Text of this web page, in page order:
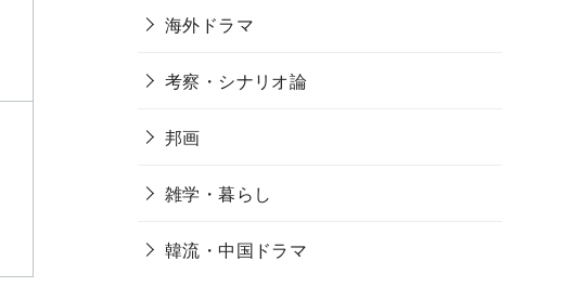
海外ドラマ
考察・シナリオ論
邦画
雑学・暮らし
韓流・中国ドラマ